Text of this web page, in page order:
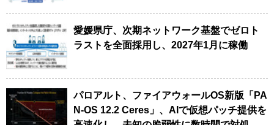
愛媛県庁、次期ネットワーク基盤でゼロト
ラストを全面採用し、2027年1月に稼働
パロアルト、ファイアウォールOS新版「PA
N-OS 12.2 Ceres」、AIで仮想パッチ提供を